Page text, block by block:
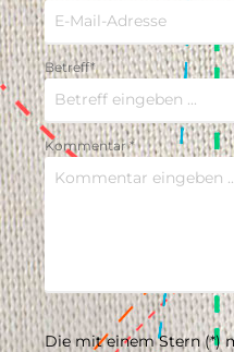
Betreff*
Kommentar *
Die mit einem Stern (*)